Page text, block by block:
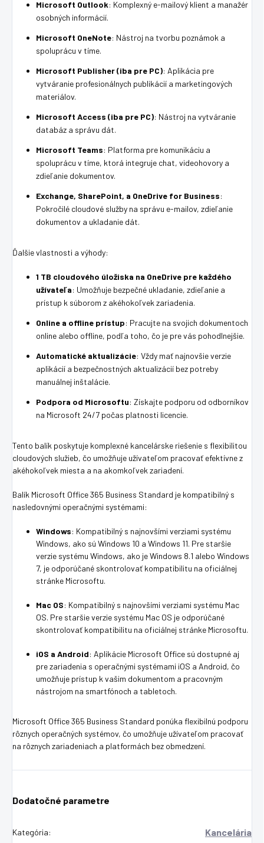
Microsoft Outlook: Komplexný e-mailový klient a manažér
osobných informácií.
Microsoft OneNote: Nástroj na tvorbu poznámok a
spoluprácu v tíme.
Microsoft Publisher (iba pre PC): Aplikácia pre
vytváranie profesionálnych publikácií a marketingových
materiálov.
Microsoft Access (iba pre PC): Nástroj na vytváranie
databáz a správu dát.
Microsoft Teams: Platforma pre komunikáciu a
spoluprácu v tíme, ktorá integruje chat, videohovory a
zdieľanie dokumentov.
Exchange, SharePoint, a OneDrive for Business:
Pokročilé cloudové služby na správu e-mailov, zdieľanie
dokumentov a ukladanie dát.
Ďalšie vlastnosti a výhody:
1 TB cloudového úložiska na OneDrive pre každého
užívateľa: Umožňuje bezpečné ukladanie, zdieľanie a
prístup k súborom z akéhokoľvek zariadenia.
Online a offline prístup: Pracujte na svojich dokumentoch
online alebo offline, podľa toho, čo je pre vás pohodlnejšie.
Automatické aktualizácie: Vždy mať najnovšie verzie
aplikácií a bezpečnostných aktualizácií bez potreby
manuálnej inštalácie.
Podpora od Microsoftu: Získajte podporu od odborníkov
na Microsoft 24/7 počas platnosti licencie.
Tento balík poskytuje komplexné kancelárske riešenie s flexibilitou
cloudových služieb, čo umožňuje užívateľom pracovať efektívne z
akéhokoľvek miesta a na akomkoľvek zariadení.
Balík Microsoft Office 365 Business Standard je kompatibilný s
nasledovnými operačnými systémami:
Windows: Kompatibilný s najnovšími verziami systému
Windows, ako sú Windows 10 a Windows 11. Pre staršie
verzie systému Windows, ako je Windows 8.1 alebo Windows
7, je odporúčané skontrolovať kompatibilitu na oficiálnej
stránke Microsoftu.
Mac OS: Kompatibilný s najnovšími verziami systému Mac
OS. Pre staršie verzie systému Mac OS je odporúčané
skontrolovať kompatibilitu na oficiálnej stránke Microsoftu.
iOS a Android: Aplikácie Microsoft Office sú dostupné aj
pre zariadenia s operačnými systémami iOS a Android, čo
umožňuje prístup k vašim dokumentom a pracovným
nástrojom na smartfónoch a tabletoch.
Microsoft Office 365 Business Standard ponúka flexibilnú podporu
rôznych operačných systémov, čo umožňuje užívateľom pracovať
na rôznych zariadeniach a platformách bez obmedzení.
Dodatočné parametre
Kategória: Kancelária